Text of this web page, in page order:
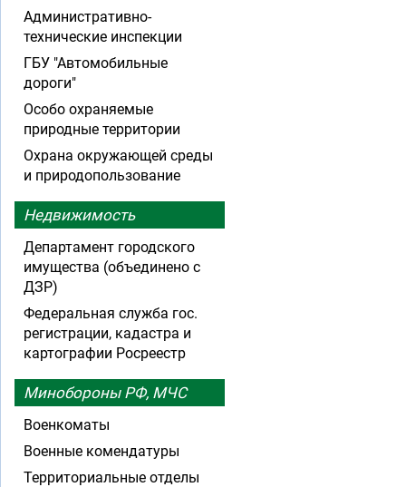
Административно-
технические инспекции
ГБУ "Автомобильные
дороги"
Особо охраняемые
природные территории
Охрана окружающей среды
и природопользование
Недвижимость
Департамент городского
имущества (объединено с
ДЗР)
Федеральная служба гос.
регистрации, кадастра и
картографии Росреестр
Минобороны РФ, МЧС
Военкоматы
Военные комендатуры
Территориальные отделы